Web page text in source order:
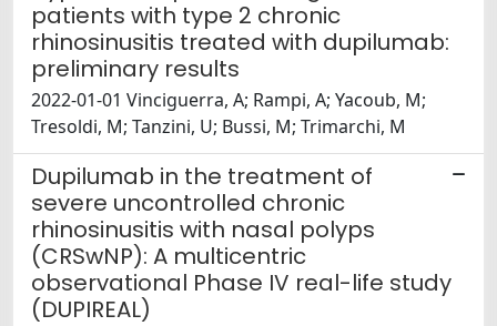
patients with type 2 chronic
rhinosinusitis treated with dupilumab:
preliminary results
2022-01-01 Vinciguerra, A; Rampi, A; Yacoub, M;
Tresoldi, M; Tanzini, U; Bussi, M; Trimarchi, M
Dupilumab in the treatment of
severe uncontrolled chronic
rhinosinusitis with nasal polyps
(CRSwNP): A multicentric
observational Phase IV real-life study
(DUPIREAL)